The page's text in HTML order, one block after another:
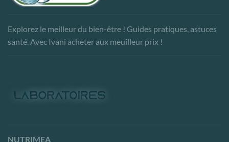
Explorez le meilleur du bien-être ! Guides pratiques, astuces
santé. Avec Ivani acheter aux meuilleur prix !
NUTRIMEA